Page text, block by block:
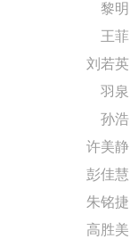
黎明
王菲
刘若英
羽泉
孙浩
许美静
彭佳慧
朱铭捷
高胜美